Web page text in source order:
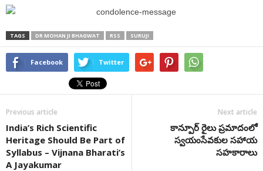
TAGS DR MOHAN JI BHAGWAT RSS SURUJI
Facebook Twitter
Previous article
India’s Rich Scientific
Heritage Should Be Part of
Syllabus – Vijnana Bharati’s
A Jayakumar
Next article
కాన్పూర్ రైలు ప్రమాదంలో
స్వయంసేవకుల సహాయ
సహకారాలు